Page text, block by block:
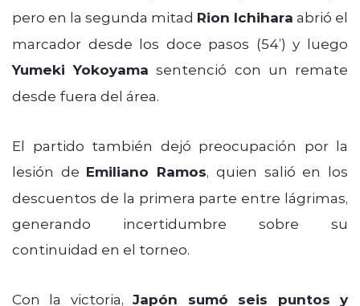
pero en la segunda mitad Rion Ichihara abrió el
marcador desde los doce pasos (54’) y luego
Yumeki Yokoyama sentenció con un remate
desde fuera del área.
El partido también dejó preocupación por la
lesión de Emiliano Ramos, quien salió en los
descuentos de la primera parte entre lágrimas,
generando incertidumbre sobre su
continuidad en el torneo.
Con la victoria,Japón sumó seis puntos y